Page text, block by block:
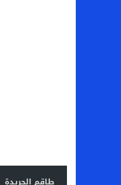
طاقم الجريدة